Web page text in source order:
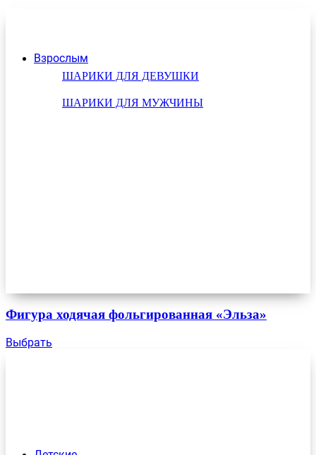
Взрослым
ШАРИКИ ДЛЯ ДЕВУШКИ
ШАРИКИ ДЛЯ МУЖЧИНЫ
Фигура ходячая фольгированная «Эльза»
Выбрать